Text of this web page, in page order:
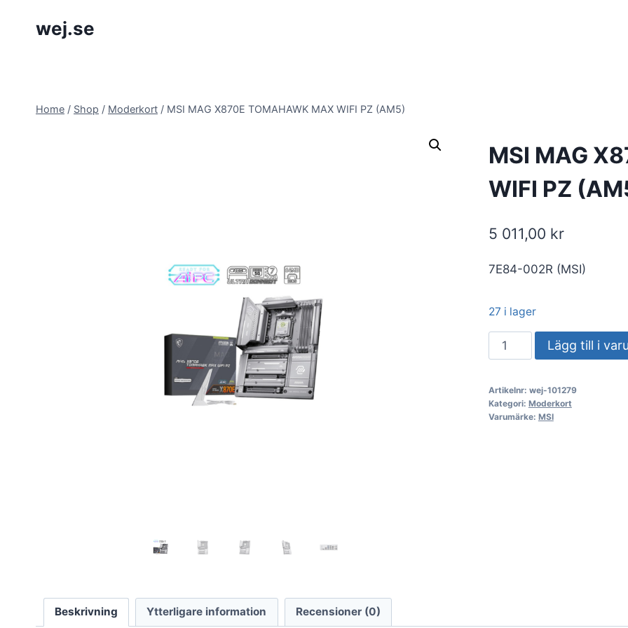
wej.se
Home / Shop / Moderkort / MSI MAG X870E TOMAHAWK MAX WIFI PZ (AM5)
MSI MAG
WIFI PZ
5 011,00 kr
7E84-002R (MSI)
27 i lager
MSI
MAG
TOMAHAWK
MAX
Lägg till i
Artikelnr: wej-101279
Kategori: Moderkort
Varumärke: MSI
Beskrivning Ytterligare information Recensioner (0)